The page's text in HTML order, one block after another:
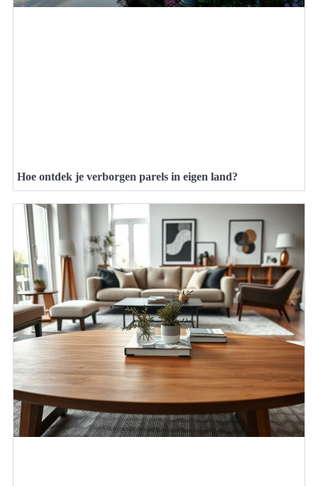
Hoe ontdek je verborgen parels in eigen land?